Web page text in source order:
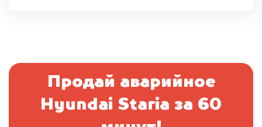
Продай аварийное
Hyundai Staria за 60